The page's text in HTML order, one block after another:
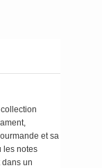
et sa
les notes
dans un